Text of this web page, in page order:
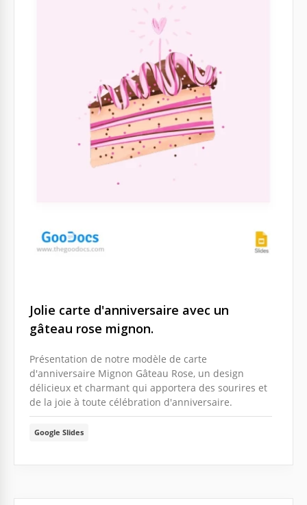
Jolie carte d'anniversaire avec un
gâteau rose mignon.
Présentation de notre modèle de carte
d'anniversaire Mignon Gâteau Rose, un design
délicieux et charmant qui apportera des sourires et
de la joie à toute célébration d'anniversaire.
Google Slides